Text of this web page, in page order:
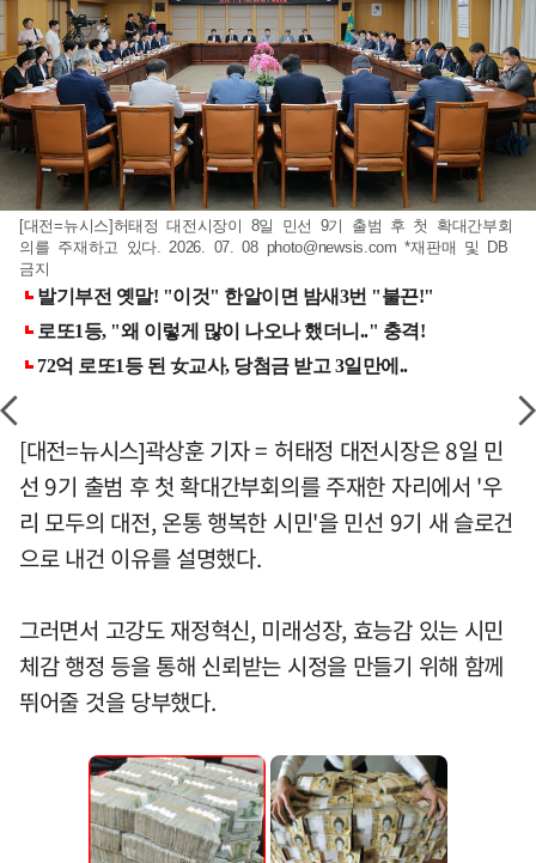
[대전=뉴시스]허태정 대전시장이 8일 민선 9기 출범 후 첫 확대간부회
의를 주재하고 있다. 2026. 07. 08 photo@newsis.com *재판매 및 DB
금지
[대전=뉴시스]곽상훈 기자 = 허태정 대전시장은 8일 민
선 9기 출범 후 첫 확대간부회의를 주재한 자리에서 '우
리 모두의 대전, 온통 행복한 시민'을 민선 9기 새 슬로건
으로 내건 이유를 설명했다.
그러면서 고강도 재정혁신, 미래성장, 효능감 있는 시민
체감 행정 등을 통해 신뢰받는 시정을 만들기 위해 함께
뛰어줄 것을 당부했다.